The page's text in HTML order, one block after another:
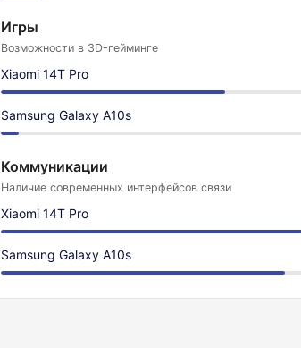
Игры
Возможности в 3D-гейминге
Xiaomi 14T Pro
Samsung Galaxy A10s
Коммуникации
Наличие современных интерфейсов связи
Xiaomi 14T Pro
Samsung Galaxy A10s